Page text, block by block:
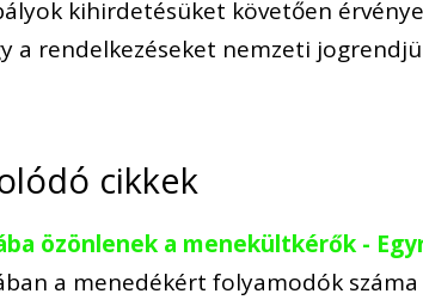
kihirdetésüket követően
a rendelkezéseket nemzeti
cikkek
özönlenek a menekültkérők -
a menedékért folyamodók